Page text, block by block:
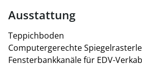
Ausstattung
Teppichboden
Computergerechte
Fensterbankkanäle für EDV-